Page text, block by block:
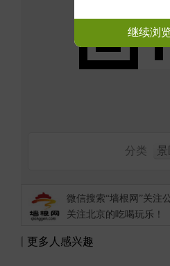
分类 景
微信搜索“墙根网”关注
关注北京的吃喝玩乐！
更多人感兴趣
继续浏